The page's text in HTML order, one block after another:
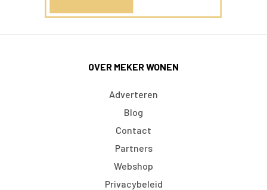
OVER MEKER WONEN
Adverteren
Blog
Contact
Partners
Webshop
Privacybeleid